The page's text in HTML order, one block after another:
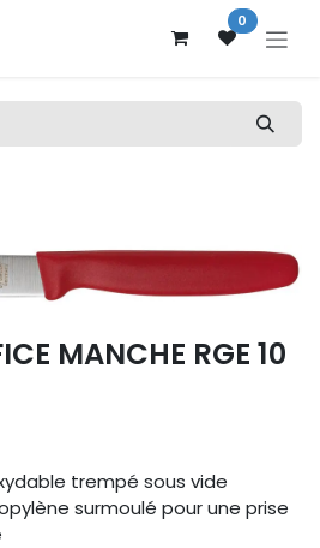
0
MANCHE RGE 10
trempé sous vide
surmoulé pour une prise